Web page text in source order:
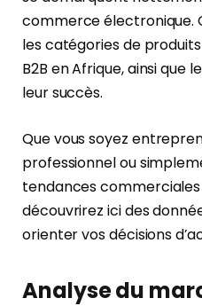
commerce électronique.
les catégories de
B2B en Afrique, ainsi que
leur succès.
Que vous soyez
professionnel ou
tendances
découvrirez ici des
orienter vos décisions
Analyse du